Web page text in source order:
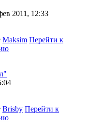
2011, 12:33
Maksim Перейти к
Brisby Перейти к